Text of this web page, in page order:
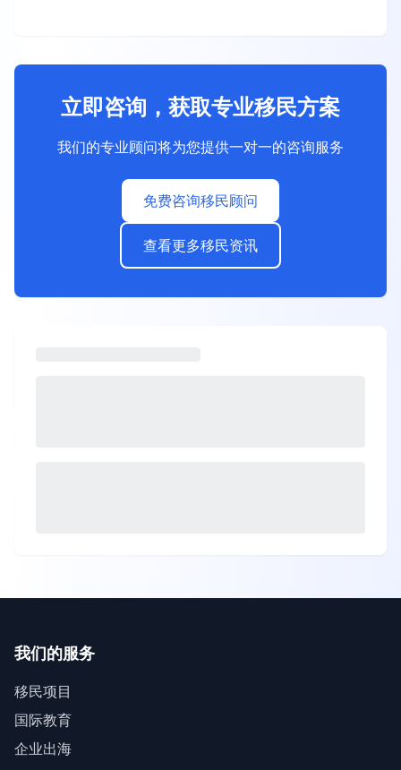
立即咨询，获取专业移民方案
我们的专业顾问将为您提供一对一的咨询服务
免费咨询移民顾问
查看更多移民资讯
我们的服务
移民项目
国际教育
企业出海